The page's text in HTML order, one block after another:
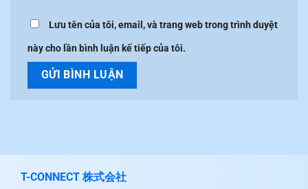
Lưu tên của tôi, email, và trang web trong trình duyệt
này cho lần bình luận kế tiếp của tôi.
T-CONNECT 株式会社